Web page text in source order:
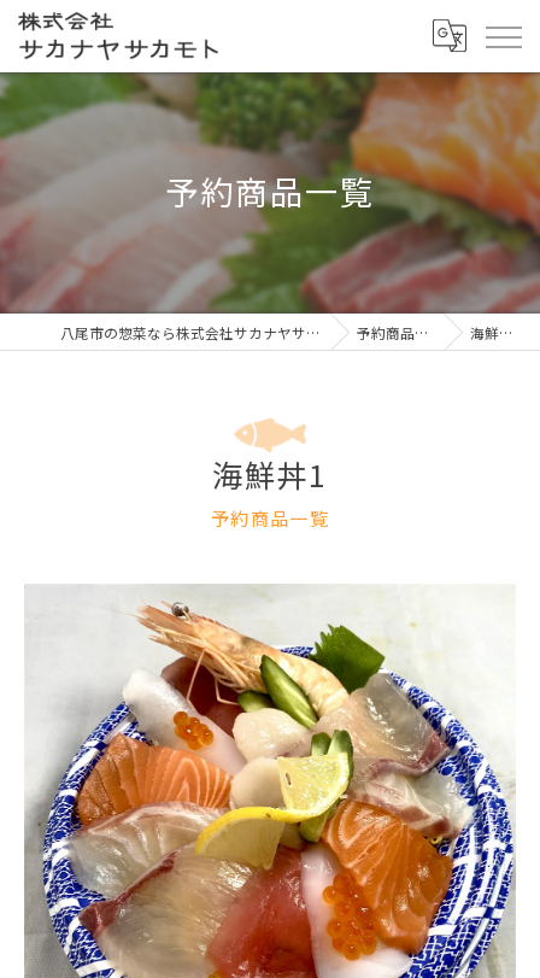
予約商品一覧
八尾市の惣菜なら株式会社サカナヤサカモト 予約商品一覧 海鮮丼1
予約商品一覧
海鮮丼1